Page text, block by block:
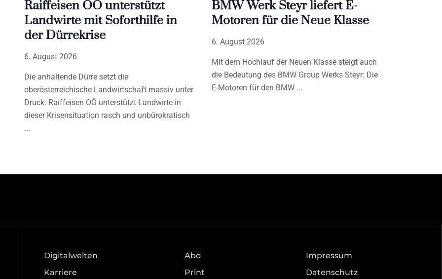
Raiffeisen OÖ unterstützt
Landwirte mit Soforthilfe in
der Dürrekrise
6. August 2026
Die anhaltende Dürre setzt die
oberösterreichische Landwirtschaft massiv unter
Druck. Raiffeisen OÖ unterstützt Landwirte in
dieser Krisensituation rasch und unbürokratisch
BMW Werk Steyr liefert E-
Motoren für die Neue Klasse
6. August 2026
Mit dem Hochlauf der Neuen Klasse steigt auch
die Bedeutung des BMW Group Werks Steyr: Die
E-Motoren für den BMW
Digitalwelten
Karriere
Abo
Print
Impressum
Datenschutz